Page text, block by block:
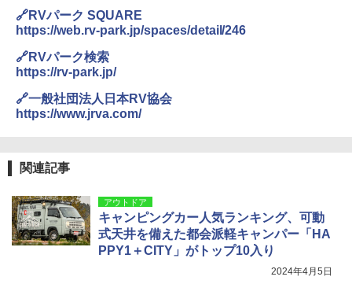
🔗RVパーク SQUARE
https://web.rv-park.jp/spaces/detail/246
🔗RVパーク検索
https://rv-park.jp/
🔗一般社団法人日本RV協会
https://www.jrva.com/
関連記事
アウトドア
キャンピングカー人気ランキング、可動
式天井を備えた都会派軽キャンパー「HA
PPY1＋CITY」がトップ10入り
2024年4月5日